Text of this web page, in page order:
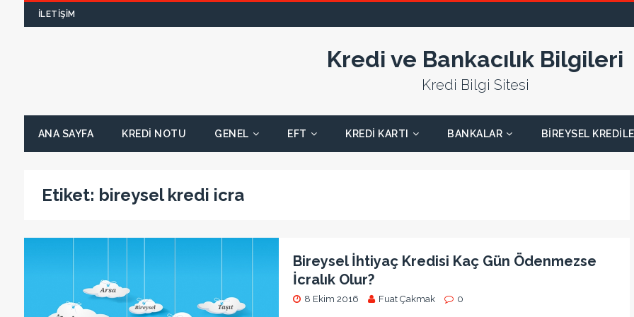
İLETIŞIM
Kredi ve Bankacılık Bilgileri
Kredi Bilgi Sitesi
ANA SAYFA KREDI NOTU GENEL EFT KREDI KARTI BANKALAR BIREYSEL
Etiket: bireysel kredi icra
Bireysel İhtiyaç Kredisi Kaç Gün Ödenmezse
İcralık Olur?
8 Ekim 2016 Fuat Çakmak 0